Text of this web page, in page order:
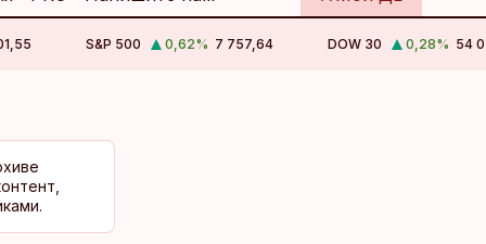
S&P 500 0,62% 7 757,64 DOW 30 0,28% 54